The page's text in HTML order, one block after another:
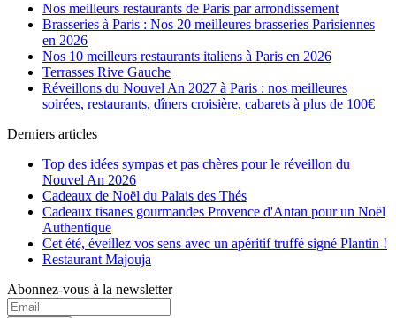
Nos meilleurs restaurants de Paris par arrondissement
Brasseries à Paris : Nos 20 meilleures brasseries Parisiennes
en 2026
Nos 10 meilleurs restaurants italiens à Paris en 2026
Terrasses Rive Gauche
Réveillons du Nouvel An 2027 à Paris : nos meilleures
soirées, restaurants, dîners croisière, cabarets à plus de 100€
Derniers articles
Top des idées sympas et pas chères pour le réveillon du
Nouvel An 2026
Cadeaux de Noël du Palais des Thés
Cadeaux tisanes gourmandes Provence d'Antan pour un Noël
Authentique
Cet été, éveillez vos sens avec un apéritif truffé signé Plantin !
Restaurant Majouja
Abonnez-vous à la newsletter